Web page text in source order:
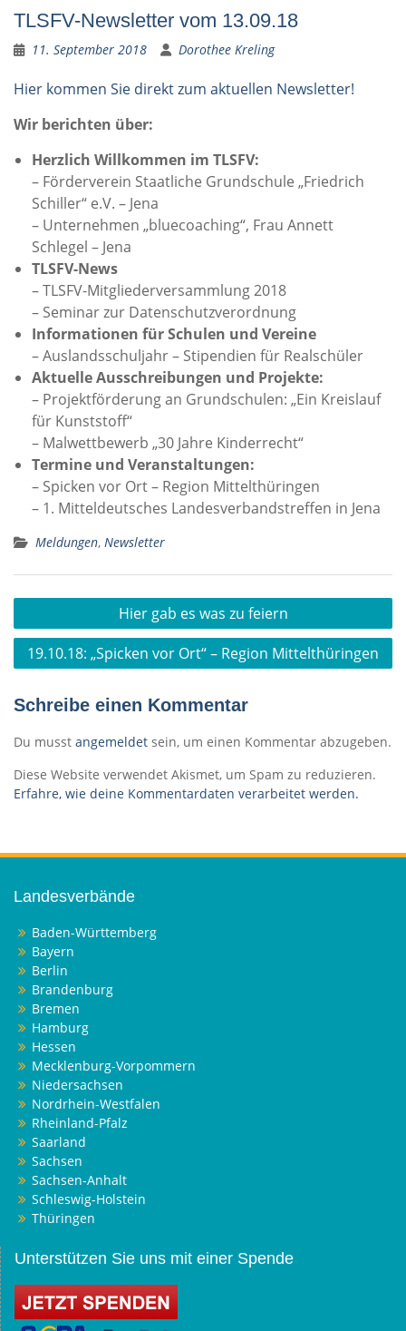
TLSFV-Newsletter vom 13.09.18
11. September 2018 Dorothee Kreling
Hier kommen Sie direkt zum aktuellen Newsletter!
Wir berichten über:
Herzlich Willkommen im TLSFV:
– Förderverein Staatliche Grundschule „Friedrich
Schiller“ e.V. – Jena
– Unternehmen „bluecoaching“, Frau Annett
Schlegel – Jena
TLSFV-News
– TLSFV-Mitgliederversammlung 2018
– Seminar zur Datenschutzverordnung
Informationen für Schulen und Vereine
– Auslandsschuljahr – Stipendien für Realschüler
Aktuelle Ausschreibungen und Projekte:
– Projektförderung an Grundschulen: „Ein Kreislauf
für Kunststoff“
– Malwettbewerb „30 Jahre Kinderrecht“
Termine und Veranstaltungen:
– Spicken vor Ort – Region Mittelthüringen
– 1. Mitteldeutsches Landesverbandstreffen in Jena
Meldungen, Newsletter
Beitragsnavigation
Hier gab es was zu feiern
19.10.18: „Spicken vor Ort“ – Region Mittelthüringen
Schreibe einen Kommentar
Du musst angemeldet sein, um einen Kommentar abzugeben.
Diese Website verwendet Akismet, um Spam zu reduzieren.
Erfahre, wie deine Kommentardaten verarbeitet werden.
Landesverbände
Baden-Württemberg
Bayern
Berlin
Brandenburg
Bremen
Hamburg
Hessen
Mecklenburg-Vorpommern
Niedersachsen
Nordrhein-Westfalen
Rheinland-Pfalz
Saarland
Sachsen
Sachsen-Anhalt
Schleswig-Holstein
Thüringen
Unterstützen Sie uns mit einer Spende